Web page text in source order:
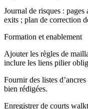
Journal de risques :
exits ; plan de correction
Formation et enablement
Ajouter les règles de
inclure les liens pilier
Fournir des listes
bien rédigées.
Enregistrer de courts